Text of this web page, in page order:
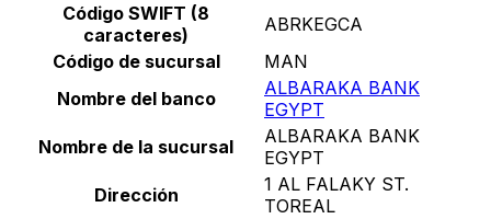
Código SWIFT (8
caracteres)
ABRKEGCA
Código de sucursal
MAN
Nombre del banco
ALBARAKA BANK
EGYPT
Nombre de la sucursal
ALBARAKA BANK
EGYPT
Dirección
1 AL FALAKY ST.
TOREAL